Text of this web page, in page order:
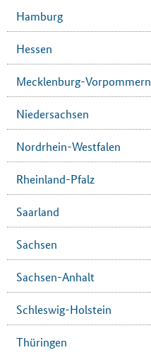
Hamburg
Hessen
Mecklenburg-Vorpommern
Niedersachsen
Nordrhein-Westfalen
Rheinland-Pfalz
Saarland
Sachsen
Sachsen-Anhalt
Schleswig-Holstein
Thüringen